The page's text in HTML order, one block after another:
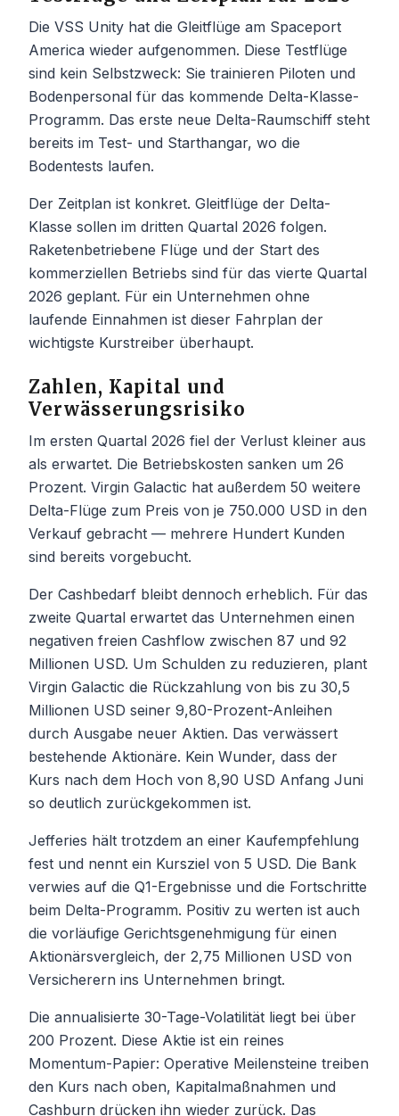
Die VSS Unity hat die Gleitflüge am Spaceport
America wieder aufgenommen. Diese Testflüge
sind kein Selbstzweck: Sie trainieren Piloten und
Bodenpersonal für das kommende Delta-Klasse-
Programm. Das erste neue Delta-Raumschiff steht
bereits im Test- und Starthangar, wo die
Bodentests laufen.
Der Zeitplan ist konkret. Gleitflüge der Delta-
Klasse sollen im dritten Quartal 2026 folgen.
Raketenbetriebene Flüge und der Start des
kommerziellen Betriebs sind für das vierte Quartal
2026 geplant. Für ein Unternehmen ohne
laufende Einnahmen ist dieser Fahrplan der
wichtigste Kurstreiber überhaupt.
Zahlen, Kapital und
Verwässerungsrisiko
Im ersten Quartal 2026 fiel der Verlust kleiner aus
als erwartet. Die Betriebskosten sanken um 26
Prozent. Virgin Galactic hat außerdem 50 weitere
Delta-Flüge zum Preis von je 750.000 USD in den
Verkauf gebracht — mehrere Hundert Kunden
sind bereits vorgebucht.
Der Cashbedarf bleibt dennoch erheblich. Für das
zweite Quartal erwartet das Unternehmen einen
negativen freien Cashflow zwischen 87 und 92
Millionen USD. Um Schulden zu reduzieren, plant
Virgin Galactic die Rückzahlung von bis zu 30,5
Millionen USD seiner 9,80-Prozent-Anleihen
durch Ausgabe neuer Aktien. Das verwässert
bestehende Aktionäre. Kein Wunder, dass der
Kurs nach dem Hoch von 8,90 USD Anfang Juni
so deutlich zurückgekommen ist.
Jefferies hält trotzdem an einer Kaufempfehlung
fest und nennt ein Kursziel von 5 USD. Die Bank
verwies auf die Q1-Ergebnisse und die Fortschritte
beim Delta-Programm. Positiv zu werten ist auch
die vorläufige Gerichtsgenehmigung für einen
Aktionärsvergleich, der 2,75 Millionen USD von
Versicherern ins Unternehmen bringt.
Die annualisierte 30-Tage-Volatilität liegt bei über
200 Prozent. Diese Aktie ist ein reines
Momentum-Papier: Operative Meilensteine treiben
den Kurs nach oben, Kapitalmaßnahmen und
Cashburn drücken ihn wieder zurück. Das